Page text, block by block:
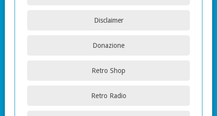
Disclaimer
Donazione
Retro Shop
Retro Radio